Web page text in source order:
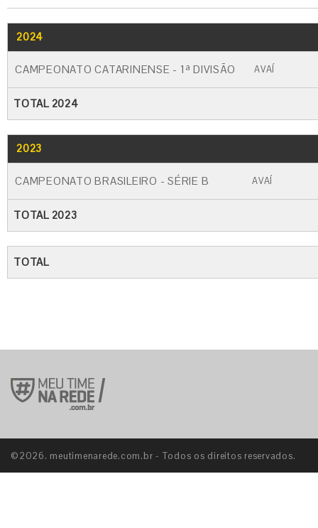
2024
CAMPEONATO CATARINENSE - 1ª DIVISÃO AVAÍ
TOTAL 2024
2023
CAMPEONATO BRASILEIRO - SÉRIE B AVAÍ
TOTAL 2023
TOTAL
©2026. meutimenarede.com.br - Todos os direitos reservados.